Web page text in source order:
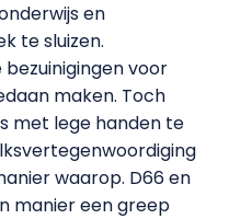
en
te sluizen.
voor
maken. Toch
met lege handen te
waarop. D66 en
manier een greep